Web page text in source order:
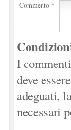
Commento *
I
deve
adeguati,
necessari